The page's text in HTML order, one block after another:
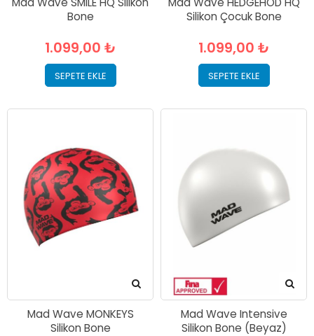
Bone
1.099,00 ₺
SEPETE EKLE
Silikon Çocuk Bone
1.099,00 ₺
SEPETE EKLE
Mad Wave MONKEYS
Silikon Bone
Mad Wave Intensive
Silikon Bone (Beyaz)